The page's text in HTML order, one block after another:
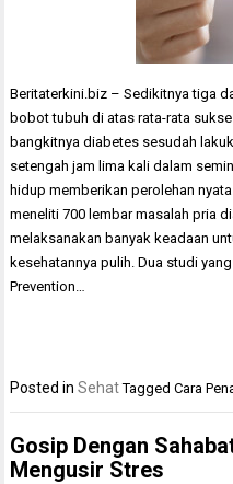
Beritaterkini.biz – Sedikitnya tiga
bobot tubuh di atas rata-rata
bangkitnya diabetes sesudah
setengah jam lima kali dalam
hidup memberikan perolehan
meneliti 700 lembar masalah pria
melaksanakan banyak keadaan
kesehatannya pulih. Dua studi
Prevention…
Posted inSehat TaggedCara
Gosip Dengan
Mengusir Stres